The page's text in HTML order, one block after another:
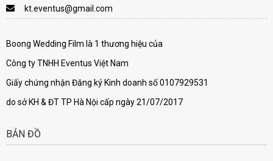
kt.eventus@gmail.com
Boong Wedding Film là 1 thương hiệu của
Công ty TNHH Eventus Việt Nam
Giấy chứng nhận Đăng ký Kinh doanh số 0107929531
do sở KH & ĐT TP Hà Nội cấp ngày 21/07/2017
BẢN ĐỒ